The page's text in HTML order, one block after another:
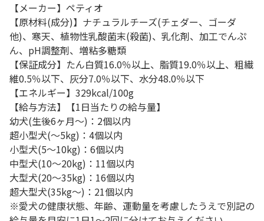
【メーカー】ペティオ
【原材料(成分)】ナチュラルチーズ(チェダー、ゴーダ
他)、寒天、植物性乳酸菌末(殺菌)、乳化剤、加工でんぷ
ん、pH調整剤、増粘多糖類
【保証成分】たん白質16.0％以上、脂質19.0％以上、粗繊
維0.5％以下、灰分7.0％以下、水分48.0％以下
【エネルギー】329kcal/100g
【給与方法】【1日当たりの給与量】
幼犬(生後6ヶ月～)：2個以内
超小型犬(～5kg)：4個以内
小型犬(5～10kg)：6個以内
中型犬(10～20kg)：11個以内
大型犬(20～35kg)：16個以内
超大型犬(35kg～)：21個以内
※愛犬の健康状態、年齢、運動量を考慮したうえで別記の